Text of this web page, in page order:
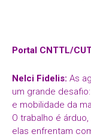
Portal CNTTL/
Nelci Fidelis: As
um grande
e mobilidade da
O trabalho é
elas enfrentam